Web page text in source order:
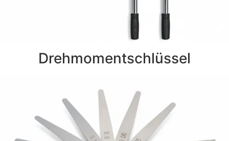
Drehmomentschlüssel